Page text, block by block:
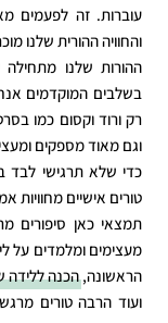
עוברות. זה לפעמים
והחוויה ההורית שלנו
ההורות שלנו מתחילה
בשלבים המוקדמים
רק ורוד וקסום כמו
וגם מאוד מספקים
כדי שלא תרגישי לבד
טורים אישיים מחוויות
תמצאי כאן סיפורים
מעצימים ומלמדים על
הראשונה,הכנה ללידה
ועוד הרבה טורים